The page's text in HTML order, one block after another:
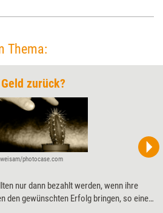
Thema:
zurück?
photocase.com
nur dann bezahlt werden, wenn ihre
den gewünschten Erfolg bringen, so eine